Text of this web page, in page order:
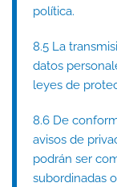
política.
8.5 La
datos
leyes de
8.6 De
avisos de
podrán ser
subordinadas